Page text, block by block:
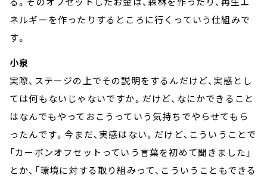
ネルギーを作ったりするところに行くっていう仕組みで
す。
小泉
実際、ステージの上でその説明をするんだけど、実感とし
ては何もないじゃないですか。だけど、なにかできること
はなんでもやっておこうっていう気持ちでやらせてもら
ったんです。今まだ、実感はない。だけど、こういうことで
「カーボンオフセットっていう言葉を初めて聞きました」
とか、「環境に対する取り組みって、こういうこともできる